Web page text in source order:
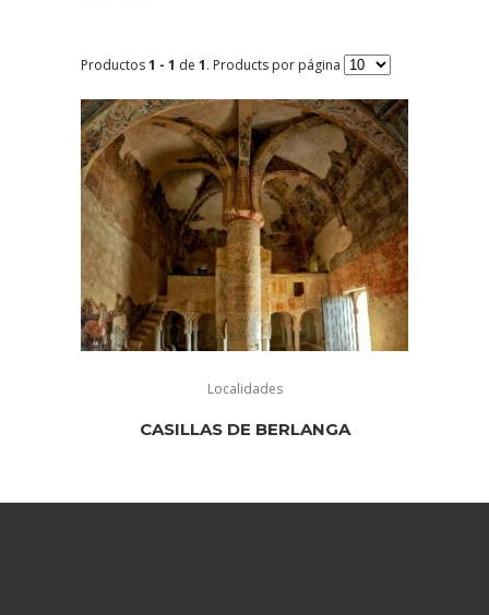
Productos1 - 1 de 1. Products por página
Localidades
CASILLAS DE BERLANGA